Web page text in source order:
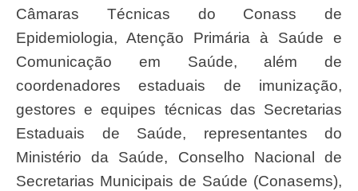
Câmaras Técnicas do Conass de
Epidemiologia, Atenção Primária à Saúde e
Comunicação em Saúde, além de
coordenadores estaduais de imunização,
gestores e equipes técnicas das Secretarias
Estaduais de Saúde, representantes do
Ministério da Saúde, Conselho Nacional de
Secretarias Municipais de Saúde (Conasems),